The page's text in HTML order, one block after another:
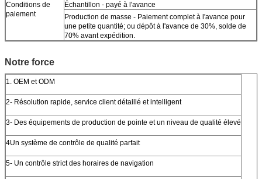
Conditions de
paiement
Échantillon - payé à l'avance
Production de masse - Paiement complet à l'avance pour
une petite quantité; ou dépôt à l'avance de 30%, solde de
70% avant expédition.
Notre force
1. OEM et ODM
2- Résolution rapide, service client détaillé et intelligent
3- Des équipements de production de pointe et un niveau de qualité élevé
4Un système de contrôle de qualité parfait
5- Un contrôle strict des horaires de navigation